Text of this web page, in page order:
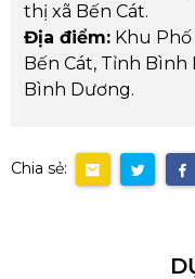
thị xã Bến Cát.
Địa điểm: Khu Phố
Bến Cát, Tỉnh Bình
Bình Dương.
Chia sẻ: